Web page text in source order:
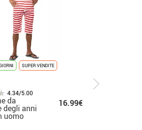
24/48 ORE NUOVO
4.34/5.00
da cantante
bianco per 19.50€
SUPER VENDITE
4.34/5.00
da
degli anni
uomo
16.99€
CONSEGNA 24/48 ORE
costume Zebra con
cappuccio e bambino
coda